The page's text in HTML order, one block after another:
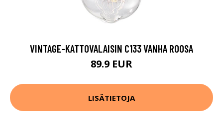
VINTAGE-KATTOVALAISIN C133 VANHA ROOSA
89.9 EUR
LISÄTIETOJA